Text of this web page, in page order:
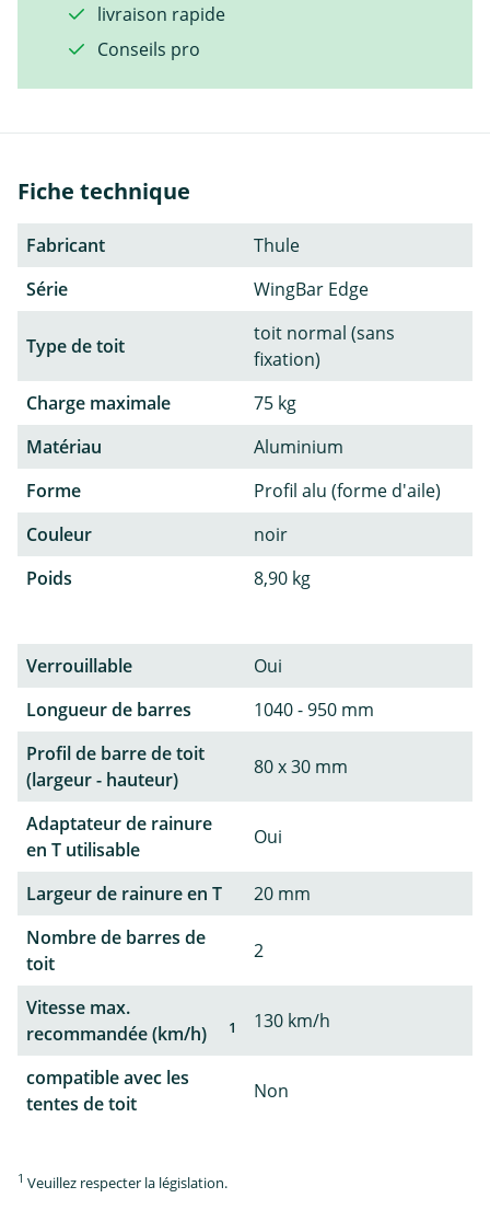
livraison rapide
Conseils pro
Fiche technique
Fabricant
Thule
Série
WingBar Edge
Type de toit
toit normal (sans
fixation)
Charge maximale
75 kg
Matériau
Aluminium
Forme
Profil alu (forme d'aile)
Couleur
noir
Poids
8,90 kg
Verrouillable
Oui
Longueur de barres
1040 - 950 mm
Profil de barre de toit
(largeur - hauteur)
80 x 30 mm
Adaptateur de rainure
en T utilisable
Oui
Largeur de rainure en T
20 mm
Nombre de barres de
toit
2
Vitesse max.
recommandée (km/h)
1 130 km/h
compatible avec les
tentes de toit
Non
1 Veuillez respecter la législation.